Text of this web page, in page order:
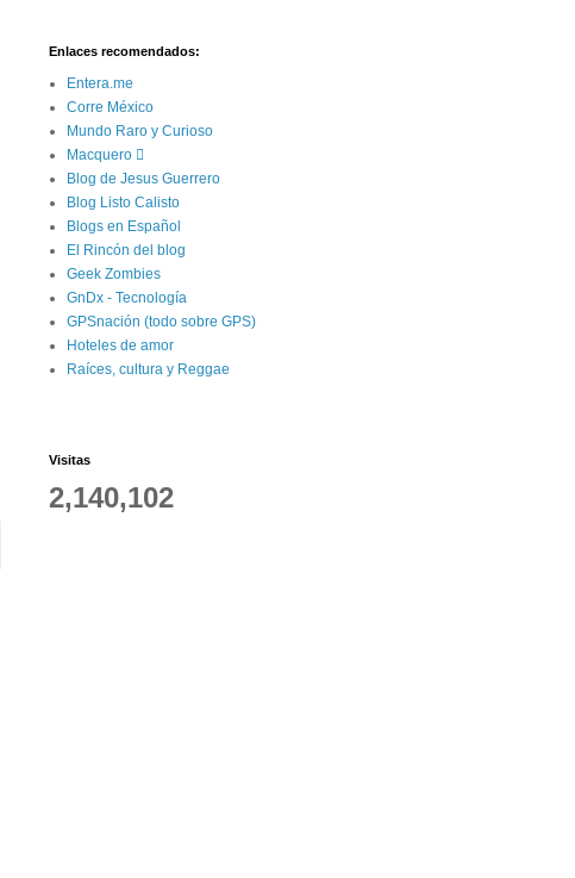
Enlaces recomendados:
Entera.me
Corre México
Mundo Raro y Curioso
Macquero 
Blog de Jesus Guerrero
Blog Listo Calisto
Blogs en Español
El Rincón del blog
Geek Zombies
GnDx - Tecnología
GPSnación (todo sobre GPS)
Hoteles de amor
Raíces, cultura y Reggae
Visitas
2,140,102